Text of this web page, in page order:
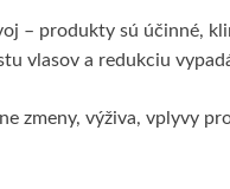
– produkty sú účinné,
vlasov a redukciu
zmeny, výživa, vplyvy